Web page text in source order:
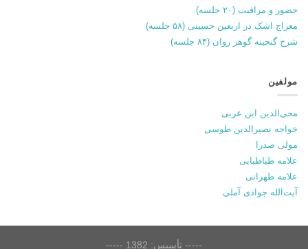
حضور و مراقبت (۲۰ جلسه)
معراج اشک در اربعین حسینی (۵۸ جلسه)
شرح گنجینه گوهر روان (۸۴ جلسه)
مولفین
محی‌الدین ابن عربی
خواجه نصیرالدین طوسی
مولی صدرا
علامه طباطبایی
علامه طهرانی
آیت‌الله جوادی آملی
----- تأسیس: 1382 -----